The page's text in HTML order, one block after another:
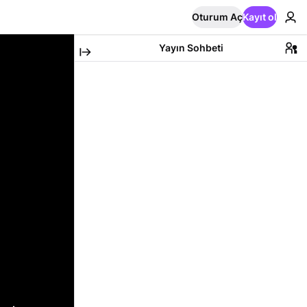
Oturum AçKayıt ol
Yayın Sohbeti